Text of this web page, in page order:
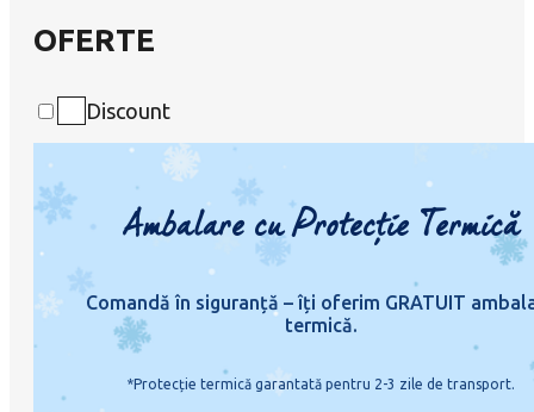
OFERTE
Discount
Ambalare cu Protecție Termică
Comandă în siguranță – îți oferim GRATUIT
termică.
*Protecție termică garantată pentru 2-3 zile de transport.